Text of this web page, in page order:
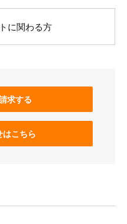
に関わる方
求する
はこちら